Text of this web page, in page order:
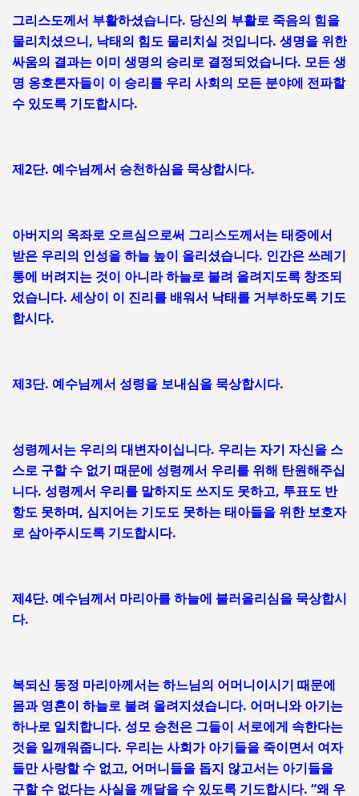
그리스도께서 부활하셨습니다. 당신의 부활로 죽음의 힘을
물리치셨으니, 낙태의 힘도 물리치실 것입니다. 생명을 위한
싸움의 결과는 이미 생명의 승리로 결정되었습니다. 모든 생
명 옹호론자들이 이 승리를 우리 사회의 모든 분야에 전파할
수 있도록 기도합시다.
제2단. 예수님께서 승천하심을 묵상합시다.
아버지의 옥좌로 오르심으로써 그리스도께서는 태중에서
받은 우리의 인성을 하늘 높이 올리셨습니다. 인간은 쓰레기
통에 버려지는 것이 아니라 하늘로 불려 올려지도록 창조되
었습니다. 세상이 이 진리를 배워서 낙태를 거부하도록 기도
합시다.
제3단. 예수님께서 성령을 보내심을 묵상합시다.
성령께서는 우리의 대변자이십니다. 우리는 자기 자신을 스
스로 구할 수 없기 때문에 성령께서 우리를 위해 탄원해주십
니다. 성령께서 우리를 말하지도 쓰지도 못하고, 투표도 반
항도 못하며, 심지어는 기도도 못하는 태아들을 위한 보호자
로 삼아주시도록 기도합시다.
제4단. 예수님께서 마리아를 하늘에 불러올리심을 묵상합시
다.
복되신 동정 마리아께서는 하느님의 어머니이시기 때문에
몸과 영혼이 하늘로 불려 올려지셨습니다. 어머니와 아기는
하나로 일치합니다. 성모 승천은 그들이 서로에게 속한다는
것을 일깨워줍니다. 우리는 사회가 아기들을 죽이면서 여자
들만 사랑할 수 없고, 어머니들을 돕지 않고서는 아기들을
구할 수 없다는 사실을 깨달을 수 있도록 기도합시다. “왜 우